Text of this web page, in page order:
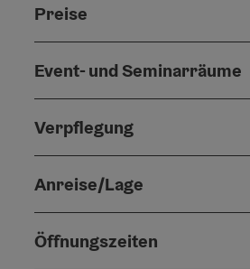
Preise
Event- und Seminarräume
Verpflegung
Anreise/Lage
Öffnungszeiten